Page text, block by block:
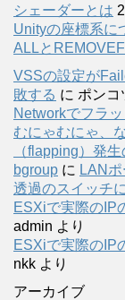
シェーダーとは
Unityの座標系に
ALLと
VSSの設定が
敗する に ポンコ
Networkでフラ
むにゃむにゃ、
（flapping）発
bgroup に LAN
透過のスイッチ
ESXiで実際のIP
admin より
ESXiで実際のIP
nkk より
アーカイブ